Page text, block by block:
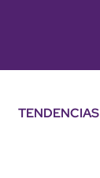
TENDENCIAS